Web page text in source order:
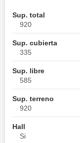
Sup. total
920
Sup. cubierta
335
Sup. libre
585
Sup. terreno
920
Hall
Si